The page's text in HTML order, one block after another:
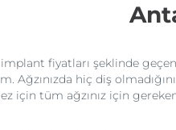
fiyatları şeklinde
Ağzınızda hiç diş
tüm ağzınız için gereken